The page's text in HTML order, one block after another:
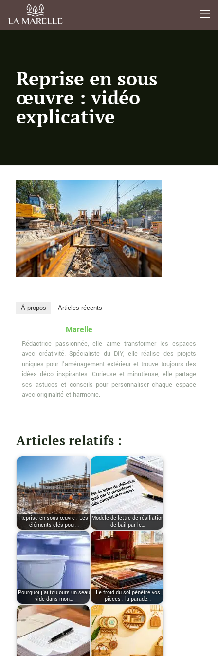
Reprise en sous
œuvre : vidéo
explicative
À propos Articles récents
Marelle
Rédactrice passionnée, elle aime transformer les espaces
avec créativité. Spécialiste du DIY, elle réalise des projets
uniques pour l'aménagement extérieur et trouve toujours des
idées déco inspirantes. Curieuse et minutieuse, elle partage
ses astuces et conseils pour personnaliser chaque espace
avec originalité et harmonie.
Articles relatifs :
Reprise en sous-œuvre : Les
éléments clés pour…
Modèle de lettre de résiliation
de bail par le…
Pourquoi j’ai toujours un seau
vide dans mon…
Le froid du sol pénètre vos
pièces : la parade…